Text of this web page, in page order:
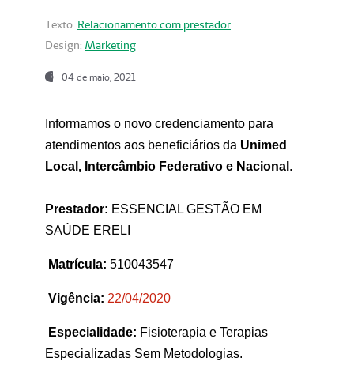
Texto: Relacionamento com prestador
Design: Marketing
04 de maio, 2021
Informamos o novo credenciamento para
atendimentos aos beneficiários da Unimed
Local, Intercâmbio Federativo e Nacional .
Prestador: ESSENCIAL GESTÃO EM
SAÚDE ERELI
Matrícula: 510043547
Vigência: 22/04/2020
Especialidade: Fisioterapia e Terapias
Especializadas Sem Metodologias.